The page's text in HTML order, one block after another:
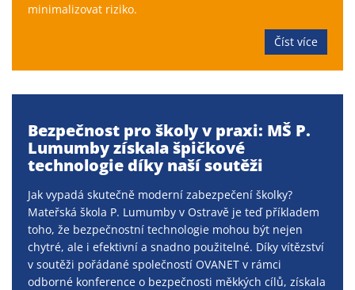
minimalizovat riziko.
Číst více
Bezpečnost pro školy v praxi: MŠ P.
Lumumby získala špičkové
technologie díky naší soutěži
Jak vypadá skutečně moderní zabezpečení školky?
Mateřská škola P. Lumumby v Ostravě je teď příkladem
toho, že bezpečnostní technologie mohou být nejen
chytré, ale i efektivní a snadno použitelné. Díky vítězství
v soutěži pořádané společností OVANET v rámci
odborné konference o bezpečnosti měkkých cílů, získala